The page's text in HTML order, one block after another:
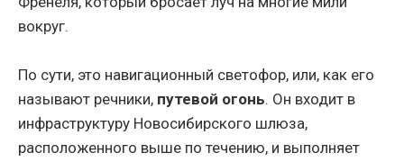
вокруг.
По сути, это навигационный светофор, или, как его
называют речники, путевой огонь. Он входит в
инфраструктуру Новосибирского шлюза,
расположенного выше по течению, и выполняет